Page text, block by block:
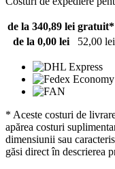
de la 340,89 lei gratuit*
de la 0,00 lei
52,00 lei
* Aceste costuri de
apărea costuri
dimensiunii sau
găsi direct în descrierea